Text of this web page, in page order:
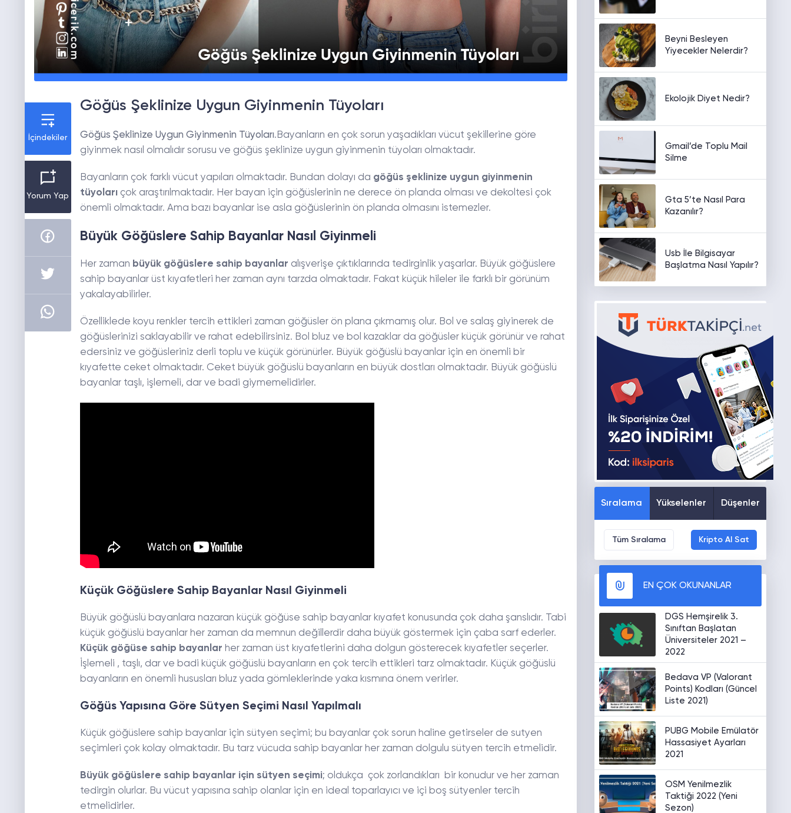
İçindekiler
Yorum Yap
Göğüs Şeklinize Uygun Giyinmenin Tüyoları
Göğüs Şeklinize Uygun Giyinmenin Tüyoları.Bayanların en çok sorun yaşadıkları vücut şekillerine göre
giyinmek nasıl olmalıdır sorusu ve göğüs şeklinize uygun giyinmenin tüyoları olmaktadır.
Bayanların çok farklı vücut yapıları olmaktadır. Bundan dolayı da göğüs şeklinize uygun giyinmenin
tüyolarıçok araştırılmaktadır. Her bayan için göğüslerinin ne derece ön planda olması ve dekoltesi çok
önemli olmaktadır. Ama bazı bayanlar ise asla göğüslerinin ön planda olmasını istemezler.
Büyük Göğüslere Sahip Bayanlar Nasıl Giyinmeli
Her zaman büyük göğüslere sahip bayanlar alışverişe çıktıklarında tedirginlik yaşarlar. Büyük göğüslere
sahip bayanlar üst kıyafetleri her zaman aynı tarzda olmaktadır. Fakat küçük hileler ile farklı bir görünüm
yakalayabilirler.
Özelliklede koyu renkler tercih ettikleri zaman göğüsler ön plana çıkmamış olur. Bol ve salaş giyinerek de
göğüslerinizi saklayabilir ve rahat edebilirsiniz. Bol bluz ve bol kazaklar da göğüsler küçük görünür ve rahat
edersiniz ve göğüsleriniz derli toplu ve küçük görünürler. Büyük göğüslü bayanlar için en önemli bir
kıyafette ceket olmaktadır. Ceket büyük göğüslü bayanların en büyük dostları olmaktadır. Büyük göğüslü
bayanlar taşlı, işlemeli, dar ve badi giymemelidirler.
Küçük Göğüslere Sahip Bayanlar Nasıl Giyinmeli
Büyük göğüslü bayanlara nazaran küçük göğüse sahip bayanlar kıyafet konusunda çok daha şanslıdır. Tabi
küçük göğüslü bayanlar her zaman da memnun değillerdir daha büyük göstermek için çaba sarf ederler.
Küçük göğüse sahip bayanlar her zaman üst kıyafetlerini daha dolgun gösterecek kıyafetler seçerler.
İşlemeli , taşlı, dar ve badi küçük göğüslü bayanların en çok tercih ettikleri tarz olmaktadır. Küçük göğüslü
bayanların en önemli hususları bluz yada gömleklerinde yaka kısmına önem verirler.
Göğüs Yapısına Göre Sütyen Seçimi Nasıl Yapılmalı
Küçük göğüslere sahip bayanlar için sütyen seçimi; bu bayanlar çok sorun haline getirseler de sutyen
seçimleri çok kolay olmaktadır. Bu tarz vücuda sahip bayanlar her zaman dolgulu sütyen tercih etmelidir.
Büyük göğüslere sahip bayanlar için sütyen seçimi; oldukça çok zorlandıkları bir konudur ve her zaman
tedirgin olurlar. Bu vücut yapısına sahip olanlar için en ideal toparlayıcı ve içi boş sütyenler tercih
etmelidirler.
Beyni Besleyen
Yiyecekler Nelerdir?
Ekolojik Diyet Nedir?
Gmail’de Toplu Mail
Silme
Gta 5’te Nasıl Para
Kazanılır?
Usb İle Bilgisayar
Başlatma Nasıl Yapılır?
Sıralama Yükselenler Düşenler
Tüm Sıralama Kripto Al Sat
EN ÇOK OKUNANLAR
DGS Hemşirelik 3.
Sınıftan Başlatan
Üniversiteler 2021 –
2022
Bedava VP (Valorant
Points) Kodları (Güncel
Liste 2021)
PUBG Mobile Emülatör
Hassasiyet Ayarları
2021
OSM Yenilmezlik
Taktiği 2022 (Yeni
Sezon)